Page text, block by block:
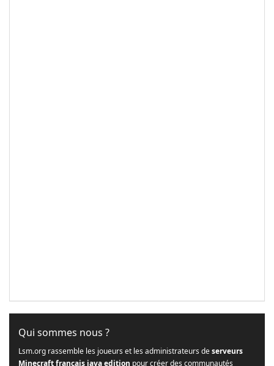
Qui sommes nous ?
Lsm.org rassemble les joueurs et les administrateurs deserveurs
Minecraft français java edition pour créer des communautés